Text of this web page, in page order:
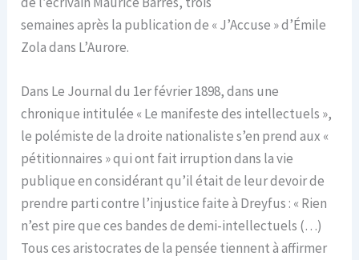
semaines après la publication de « J’Accuse » d’Émile
Zola dans L’Aurore.
Dans Le Journal du 1er février 1898, dans une
chronique intitulée « Le manifeste des intellectuels »,
le polémiste de la droite nationaliste s’en prend aux «
pétitionnaires » qui ont fait irruption dans la vie
publique en considérant qu’il était de leur devoir de
prendre parti contre l’injustice faite à Dreyfus : « Rien
n’est pire que ces bandes de demi-intellectuels (…)
Tous ces aristocrates de la pensée tiennent à affirmer